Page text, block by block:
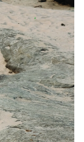
HALLES